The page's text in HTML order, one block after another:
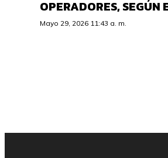
OPERADORES, SEGÚN
Mayo 29, 2026 11:43 a. m.